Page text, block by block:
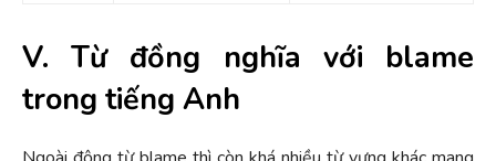
V. Từ đồng nghĩa với blame
trong tiếng Anh